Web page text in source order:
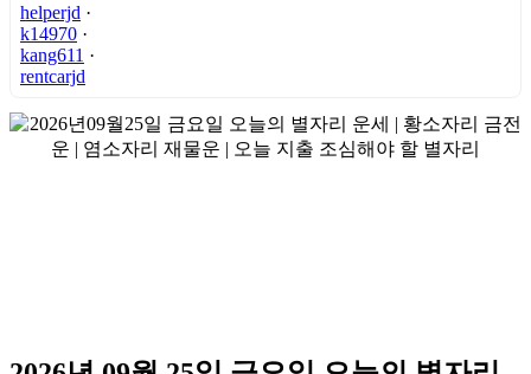
helperjd ·
k14970 ·
kang611 ·
rentcarjd